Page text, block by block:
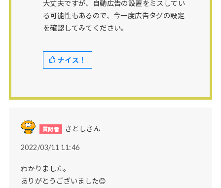
大丈夫ですが、自動広告の設置をミスしてい
る可能性もあるので、今一度広告タグの設定
を確認してみてください。
ナイス！
さとしさん
2022/03/11 11:46
わかりました。
ありがとうございました😊